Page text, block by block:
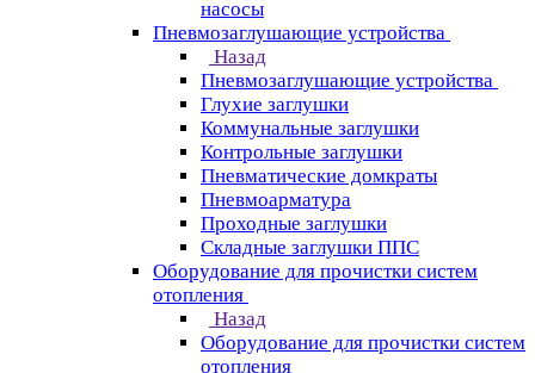
насосы
Пневмозаглушающие устройства
Назад
Пневмозаглушающие устройства
Глухие заглушки
Коммунальные заглушки
Контрольные заглушки
Пневматические домкраты
Пневмоарматура
Проходные заглушки
Складные заглушки ППС
Оборудование для прочистки систем
отопления
Назад
Оборудование для прочистки систем
отопления